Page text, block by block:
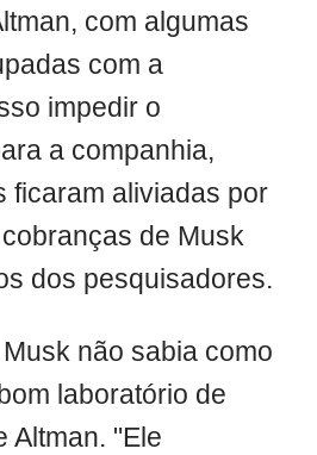
com algumas
com a
impedir o
a companhia,
ficaram aliviadas por
de Musk
dos pesquisadores.
não sabia como
laboratório de
Altman. "Ele